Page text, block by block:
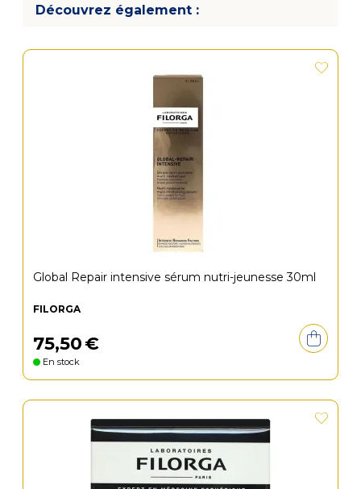
Découvrez également :
Global Repair intensive sérum nutri-jeunesse 30ml
FILORGA
75,50€
En stock